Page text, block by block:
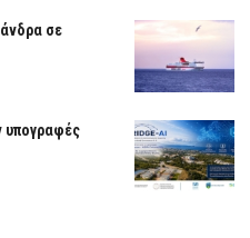
άνδρα σε
υπογραφές